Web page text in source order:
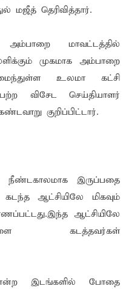
மஜீத் தெரிவித்தார்.
மாவட்டத்தில்
முகமாக அம்பாறை
உலமா கட்சி
விசேட செய்தியாளர்
குறிப்பிட்டார்.
நீண்டகாலமாக இருப்பதை
ஆட்சியிலே மிகவும்
ஆட்சியிலே
கடத்தவர்கள்
இடங்களில் போதை